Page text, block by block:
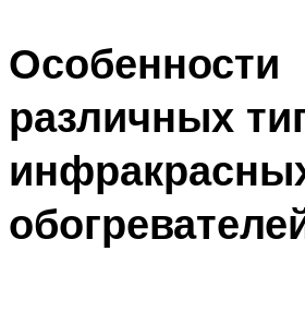
Особенности
различных